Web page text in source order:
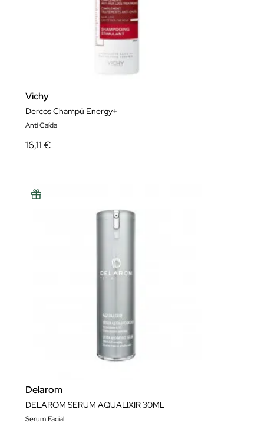
Vichy
Dercos Champú Energy+
Anti Caída
16,11 €
Delarom
DELAROM SERUM AQUALIXIR 30ML
Serum Facial